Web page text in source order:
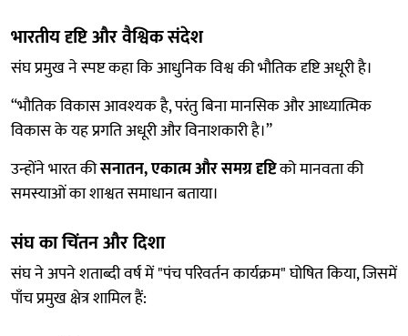
भारतीय दृष्टि और वैश्विक संदेश
संघ प्रमुख ने स्पष्ट कहा कि आधुनिक विश्व की भौतिक दृष्टि अधूरी है।
“भौतिक विकास आवश्यक है, परंतु बिना मानसिक और आध्यात्मिक
विकास के यह प्रगति अधूरी और विनाशकारी है।”
उन्होंने भारत कीसनातन, एकात्म और समग्र दृष्टिको मानवता की
समस्याओं का शाश्वत समाधान बताया।
संघ का चिंतन और दिशा
संघ ने अपने शताब्दी वर्ष में "पंच परिवर्तन कार्यक्रम" घोषित किया, जिसमें
पाँच प्रमुख क्षेत्र शामिल हैं: